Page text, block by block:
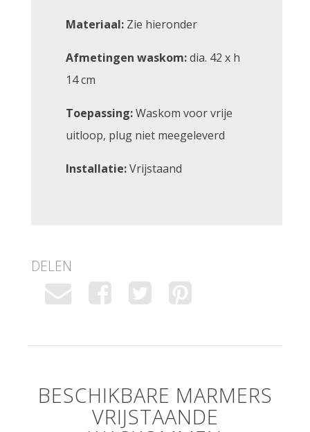
Materiaal: Zie hieronder
Afmetingen waskom:dia. 42 x h
14 cm
Toepassing:Waskom voor vrije
uitloop, plug niet meegeleverd
Installatie:Vrijstaand
DELEN
BESCHIKBARE MARMERS
VRIJSTAANDE